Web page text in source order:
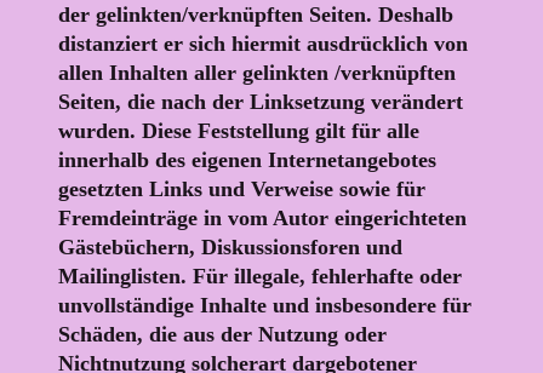
der gelinkten/verknüpften Seiten. Deshalb
distanziert er sich hiermit ausdrücklich von
allen Inhalten aller gelinkten /verknüpften
Seiten, die nach der Linksetzung verändert
wurden. Diese Feststellung gilt für alle
innerhalb des eigenen Internetangebotes
gesetzten Links und Verweise sowie für
Fremdeinträge in vom Autor eingerichteten
Gästebüchern, Diskussionsforen und
Mailinglisten. Für illegale, fehlerhafte oder
unvollständige Inhalte und insbesondere für
Schäden, die aus der Nutzung oder
Nichtnutzung solcherart dargebotener